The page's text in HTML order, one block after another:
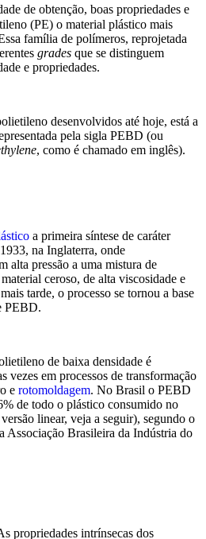
de obtenção, boas propriedades e
(PE) o material plástico mais
família de polímeros, reprojetada
grades que se distinguem
e propriedades.
desenvolvidos até hoje, está a
pela sigla PEBD (ou
, como é chamado em inglês).
a primeira síntese de caráter
na Inglaterra, onde
alta pressão a uma mistura de
ceroso, de alta viscosidade e
tarde, o processo se tornou a base
PEBD.
de baixa densidade é
vezes em processos de transformação
e rotomoldagem. No Brasil o PEBD
de todo o plástico consumido no
linear, veja a seguir), segundo o
Associação Brasileira da Indústria do
propriedades intrínsecas dos